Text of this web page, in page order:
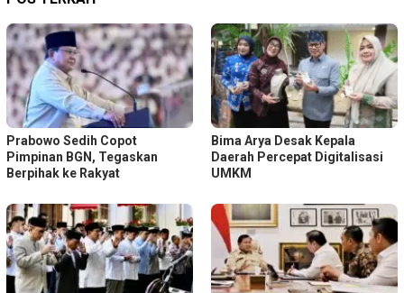
Prabowo Sedih Copot
Pimpinan BGN, Tegaskan
Berpihak ke Rakyat
Bima Arya Desak Kepala
Daerah Percepat Digitalisasi
UMKM